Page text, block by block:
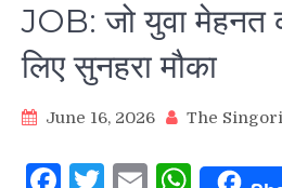
JOB: जो युवा
लिए सुनहरा मौका
June 16, 2026 The